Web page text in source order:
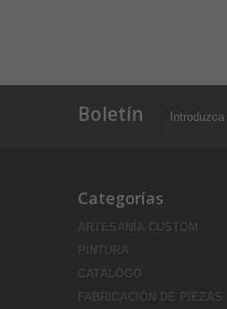
Boletín
Categorías
ARTESANÍA CUSTOM
PINTURA
CATÁLOGO
FABRICACIÓN DE PIEZAS